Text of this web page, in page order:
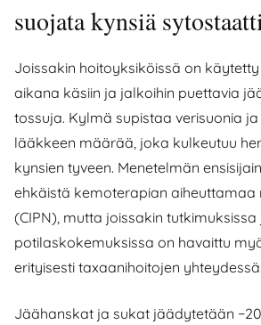
suojata kynsiä
Joissakin hoitoyksiköissä on
aikana käsiin ja jalkoihin puettavia
tossuja. Kylmä supistaa verisuonia
lääkkeen määrää, joka kulkeutuu
kynsien tyveen. Menetelmän
ehkäistä kemoterapian aiheuttamaa
(CIPN), mutta joissakin tutkimuksissa
potilaskokemuksissa on havaittu
erityisesti taxaanihoitojen yhteydessä.
Jäähanskat ja sukat jäädytetään −20